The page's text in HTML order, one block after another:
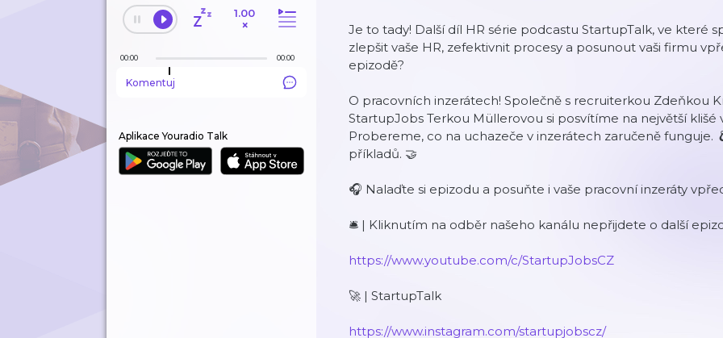
1.00
×
00:00 00:00
Komentuj
Aplikace Youradio Talk
Je to tady! Další díl HR série podcastu StartupTalk, ve které
zlepšit vaše HR, zefektivnit procesy a posunout vaši firmu
epizodě?
O pracovních inzerátech! Společně s recruiterkou Zdeňkou
StartupJobs Terkou Müllerovou si posvítíme na největší
Probereme, co na uchazeče v inzerátech zaručeně
příkladů. 🤝
🎧 Nalaďte si epizodu a posuňte i vaše pracovní inzeráty
🛎 | Kliknutím na odběr našeho kanálu nepřijdete o další
https://www.youtube.com/c/StartupJobsCZ
🚀 | StartupTalk
https://www.instagram.com/startupjobscz/